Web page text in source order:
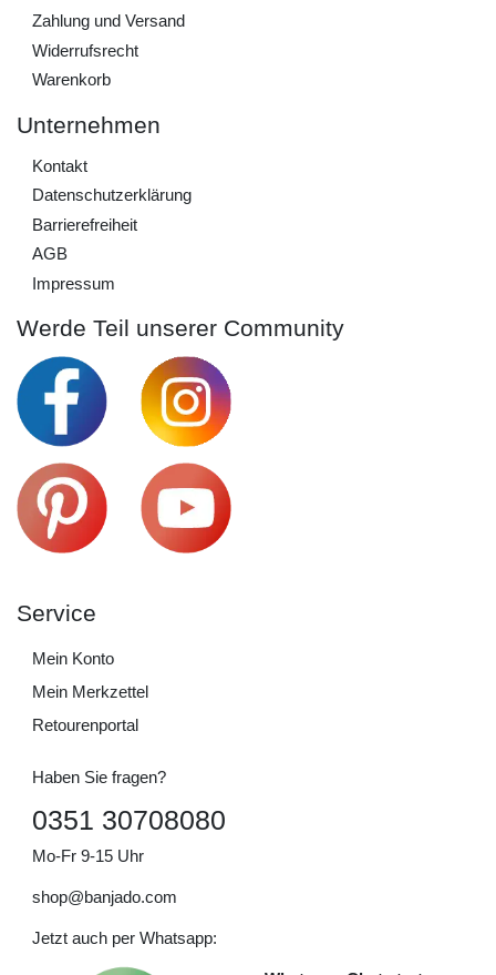
Zahlung und Versand
Widerrufs­recht
Warenkorb
Unternehmen
Kontakt
Daten­schutz­erklärung
Barrierefreiheit
AGB
Impressum
Werde Teil unserer Community
Service
Mein Konto
Mein Merkzettel
Retourenportal
Haben Sie fragen?
0351 30708080
Mo-Fr 9-15 Uhr
shop@banjado.com
Jetzt auch per Whatsapp: